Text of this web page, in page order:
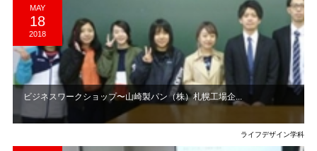
MAY
18
2018
ビジネスワークショップ〜山崎製パン（株）札幌工場企...
ライフデザイン学科